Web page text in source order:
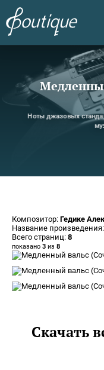
Ноты джазовых
Композитор: Гедике
Название произведения:
Всего страниц: 8
показано 3 из 8
Скачать